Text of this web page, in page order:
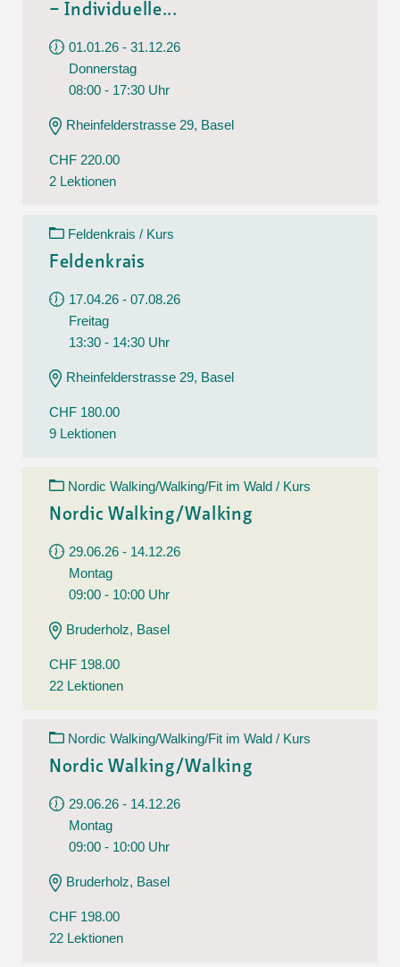
– Individuelle...
01.01.26 - 31.12.26
Donnerstag
08:00 - 17:30 Uhr
Rheinfelderstrasse 29, Basel
CHF 220.00
2 Lektionen
Feldenkrais / Kurs
Feldenkrais
17.04.26 - 07.08.26
Freitag
13:30 - 14:30 Uhr
Rheinfelderstrasse 29, Basel
CHF 180.00
9 Lektionen
Nordic Walking/Walking/Fit im Wald / Kurs
Nordic Walking/Walking
29.06.26 - 14.12.26
Montag
09:00 - 10:00 Uhr
Bruderholz, Basel
CHF 198.00
22 Lektionen
Nordic Walking/Walking/Fit im Wald / Kurs
Nordic Walking/Walking
29.06.26 - 14.12.26
Montag
09:00 - 10:00 Uhr
Bruderholz, Basel
CHF 198.00
22 Lektionen